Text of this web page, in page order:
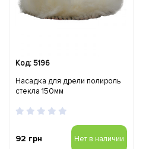
Код: 5196
Насадка для дрели полироль
стекла 150мм
92 грн Нет в наличии